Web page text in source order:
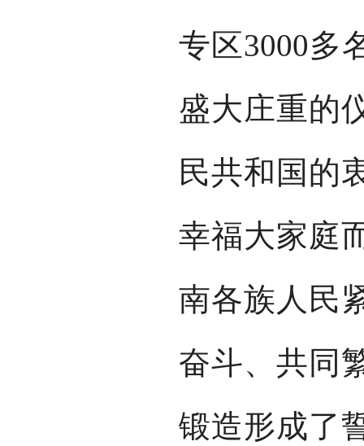
专区3000多
盛大庄重的
民共和国的
幸福大家庭
南各族人民
奋斗、共同
锻造形成了